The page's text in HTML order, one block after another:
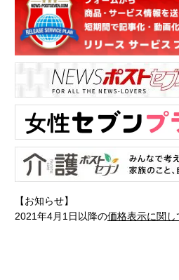
【お知らせ】
2021年4月1日以降の価格表示に関し